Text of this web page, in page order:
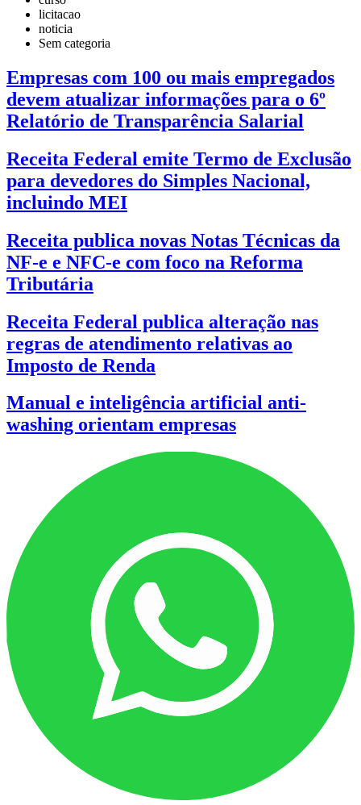
licitacao
noticia
Sem categoria
Empresas com 100 ou mais empregados
devem atualizar informações para o 6º
Relatório de Transparência Salarial
Receita Federal emite Termo de Exclusão
para devedores do Simples Nacional,
incluindo MEI
Receita publica novas Notas Técnicas da
NF-e e NFC-e com foco na Reforma
Tributária
Receita Federal publica alteração nas
regras de atendimento relativas ao
Imposto de Renda
Manual e inteligência artificial anti-
washing orientam empresas